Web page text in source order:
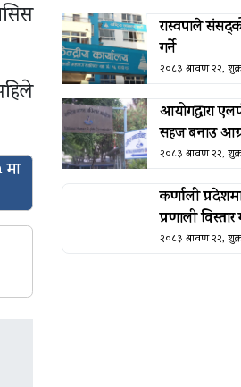
मा
रास्वपाले
गर्ने
२०८३ श्रावण २२,
आयोगद्वारा
सहज बनाउ
२०८३ श्रावण २२,
कर्णाली
प्रणाली विस्तार
२०८३ श्रावण २२,